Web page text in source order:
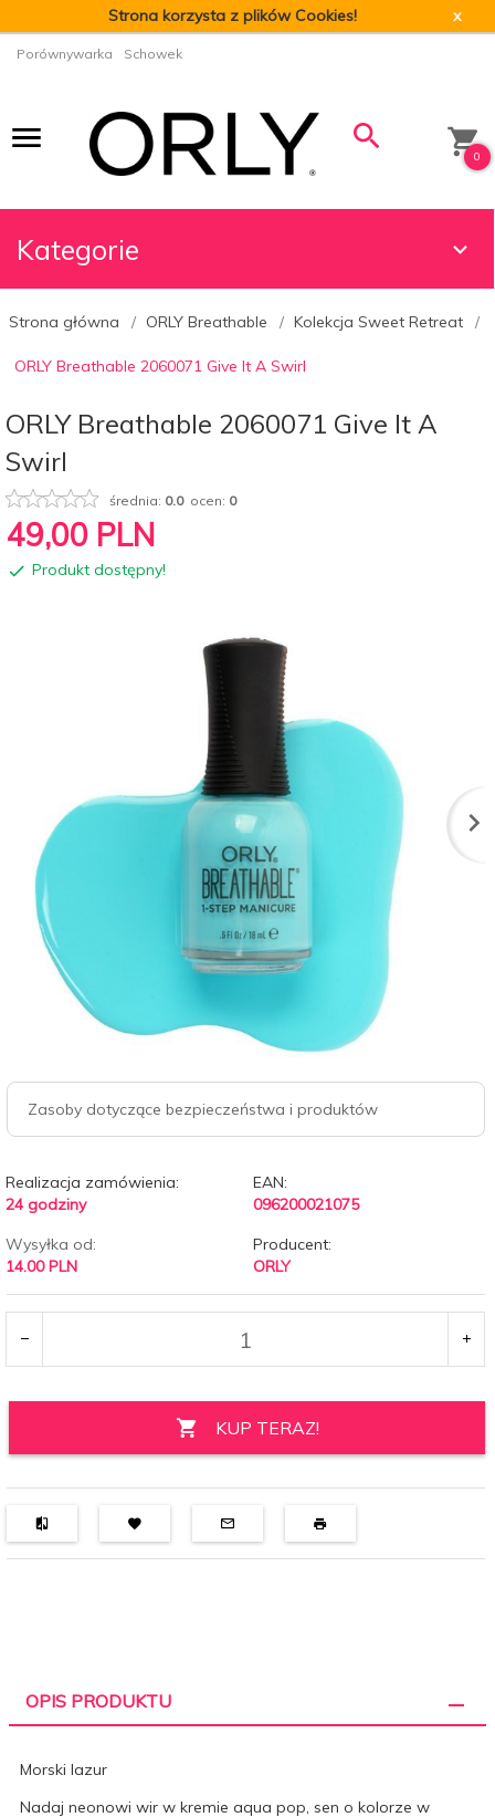
Strona korzysta z plików Cookies! x
Porównywarka Schowek
0
Kategorie
Strona główna ORLY Breathable Kolekcja Sweet Retreat
ORLY Breathable 2060071 Give It A Swirl
ORLY Breathable 2060071 Give It A
Swirl
średnia: 0.0ocen: 0
49,00 PLN
Produkt dostępny!
Zasoby dotyczące bezpieczeństwa i produktów
Realizacja zamówienia:
24 godziny
EAN:
096200021075
Wysyłka od:
14.00 PLN
Producent:
ORLY
KUP TERAZ!
OPIS PRODUKTU
Morski lazur
Nadaj neonowi wir w kremie aqua pop, sen o kolorze w